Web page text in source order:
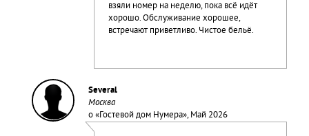
взяли номер на неделю, пока всё идёт
хорошо. Обслуживание хорошее,
встречают приветливо. Чистое бельё.
Several
Москва
о «Гостевой дом Нумера», Май 2026